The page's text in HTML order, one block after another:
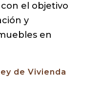
el objetivo
y
en
de Vivienda